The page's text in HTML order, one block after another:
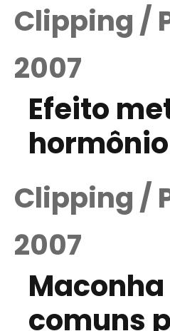
Clipping /
2007
Efeito
Clipping /
2007
comuns